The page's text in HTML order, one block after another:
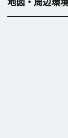
地図・周辺環